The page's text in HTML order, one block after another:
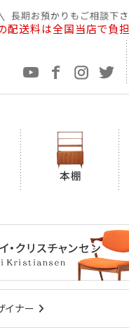
配送料は全国当店で負担
イナー